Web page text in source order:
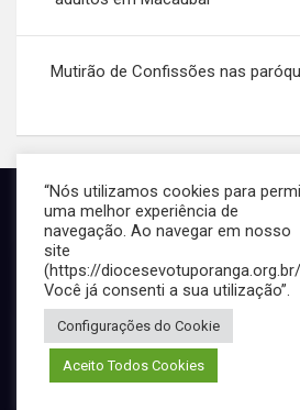
p
k
Mutirão de Confissões nas
Portal desenvolvido por Marcos
desenvolvimento de portais
“Nós utilizamos cookies para
uma melhor experiência de
navegação. Ao navegar em nosso
site
(https://
Você já consenti a sua utilização”.
Configurações do Cookie
Aceito Todos Cookies